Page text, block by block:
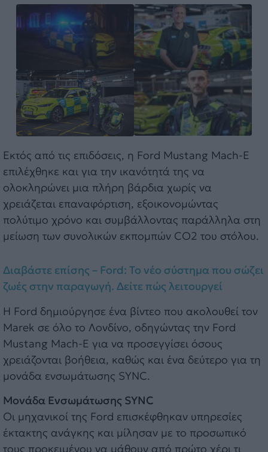
Εκτός από τις επιδόσεις, η Ford Mustang Mach-E
επιλέχθηκε και για την ικανότητά της να
ολοκληρώνει μια πλήρη βάρδια χωρίς να
χρειάζεται επαναφόρτιση, εξοικονομώντας
πολύτιμο χρόνο και συμβάλλοντας παράλληλα στη
μείωση των συνολικών εκπομπών CO2 του στόλου.
Διαβάστε επίσης – Ford: Το νέο σύστημα που σώζει
ζωές στην παραγωγή. Δείτε πώς λειτουργεί
Η Ford δημιούργησε ένα βίντεο που ακολουθεί τον
Marek σε όλο το Λονδίνο, οδηγώντας την Ford
Mustang Mach-E για να προσεγγίσει όσους
χρειάζονται βοήθεια, καθώς και ένα δεύτερο για τη
μονάδα ενσωμάτωσης SYNC.
Μονάδα Ενσωμάτωσης SYNC
Οι μηχανικοί της Ford επισκέφθηκαν υπηρεσίες
έκτακτης ανάγκης και μίλησαν με το προσωπικό
τους προκειμένου να μάθουν από πρώτο χέρι τι